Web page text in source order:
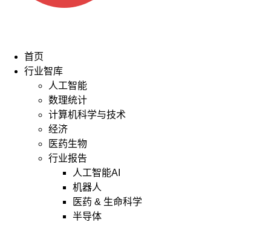
首页
行业智库
人工智能
数理统计
计算机科学与技术
经济
医药生物
行业报告
人工智能AI
机器人
医药 & 生命科学
半导体